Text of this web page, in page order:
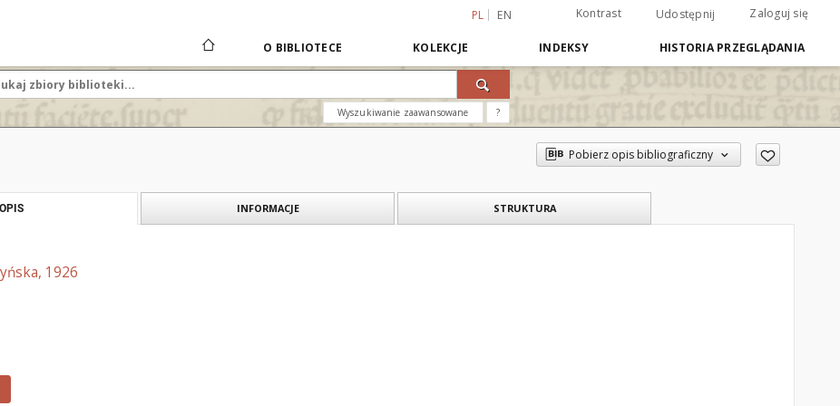
PL EN Kontrast Udostępnij Zaloguj się
O BIBLIOTECE KOLEKCJE INDEKSY HISTORIA PRZEGLĄDANIA
Wyszukiwanie zaawansowane ?
Pobierz opis bibliograficzny
OPIS INFORMACJE STRUKTURA
1926